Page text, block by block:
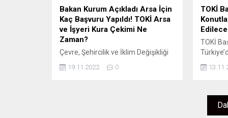
Kura Çekimi...
Bakan Kurum Açıkladı Arsa İçin
Kaç Başvuru Yapıldı! TOKİ Arsa
ve İşyeri Kura Çekimi Ne
Zaman?
Çevre, Şehircilik ve İklim Değişikliği
Bakanı Murat Kurum ilk Evim İlk İş
Yerim projesinin başvuru sayılarını
19.11.2022 0
TOKİ
TOKİ
kadar